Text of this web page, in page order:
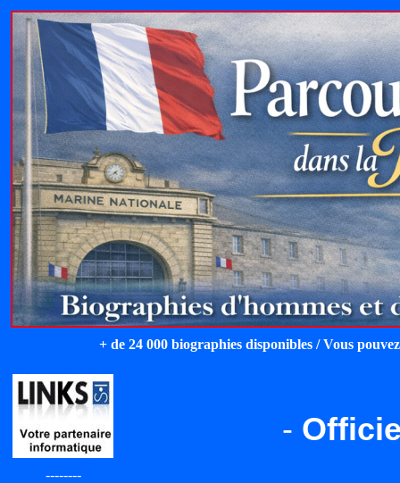
+ de 24 000 biographies disponibles / Vous
--------
-